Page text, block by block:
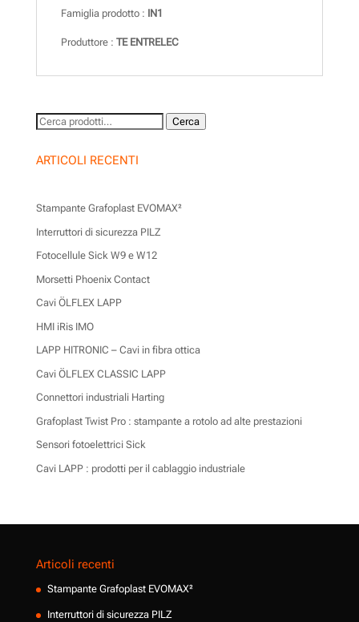
Famiglia prodotto : IN1
Produttore : TE ENTRELEC
Cerca: Cerca
ARTICOLI RECENTI
Stampante Grafoplast EVOMAX²
Interruttori di sicurezza PILZ
Fotocellule Sick W9 e W12
Morsetti Phoenix Contact
Cavi ÖLFLEX LAPP
HMI iRis IMO
LAPP HITRONIC – Cavi in fibra ottica
Cavi ÖLFLEX CLASSIC LAPP
Connettori industriali Harting
Grafoplast Twist Pro : stampante a rotolo ad alte prestazioni
Sensori fotoelettrici Sick
Cavi LAPP : prodotti per il cablaggio industriale
Articoli recenti
Stampante Grafoplast EVOMAX²
Interruttori di sicurezza PILZ